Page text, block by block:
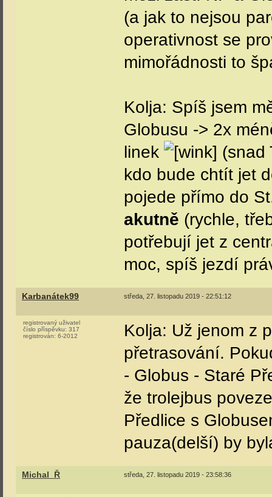
(a jak to nejsou
operativnost se
mimořádnosti to
Kolja: Spíš jsem
Globusu -> 2x
linek
(snad
kdo bude chtít jet
pojede přímo do
akutně (rychle,
potřebují jet z
moc, spíš jezdí
Karbanátek99 středa, 27. listopadu 2019 - 22:51:12
registrovaný uživatel
číslo příspěvku: 317
registrován: 6-2012
Kolja: Už jenom z
přetrasování.
- Globus - Staré
že trolejbus
Předlice s
pauza(delší) by
Michal_Ř středa, 27. listopadu 2019 - 23:58:36